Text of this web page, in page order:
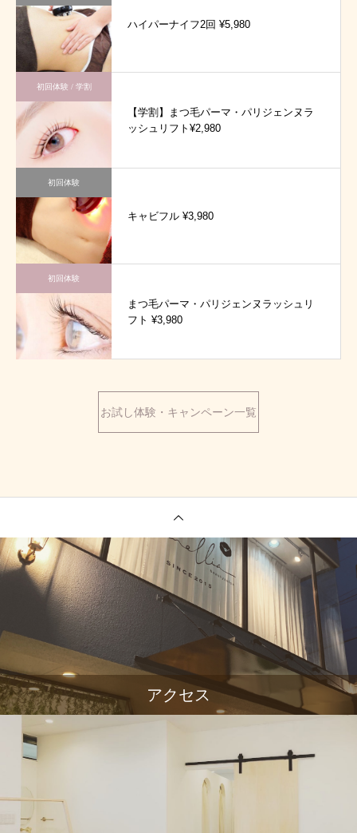
ハイパーナイフ2回 ¥5,980
初回体験 / 学割
【学割】まつ毛パーマ・パリジェンヌラ
ッシュリフト¥2,980
初回体験
キャビフル ¥3,980
初回体験
まつ毛パーマ・パリジェンヌラッシュリ
フト ¥3,980
お試し体験・キャンペーン一覧
アクセス